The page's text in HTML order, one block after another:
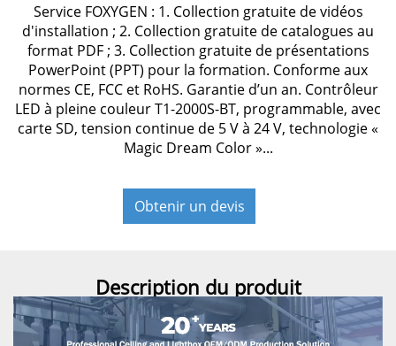
Service FOXYGEN : 1. Collection gratuite de vidéos
d'installation ; 2. Collection gratuite de catalogues au
format PDF ; 3. Collection gratuite de présentations
PowerPoint (PPT) pour la formation. Conforme aux
normes CE, FCC et RoHS. Garantie d’un an. Contrôleur
LED à pleine couleur T1-2000S-BT, programmable, avec
carte SD, tension continue de 5 V à 24 V, technologie «
Magic Dream Color »...
Obtenir un devis
Description du produit